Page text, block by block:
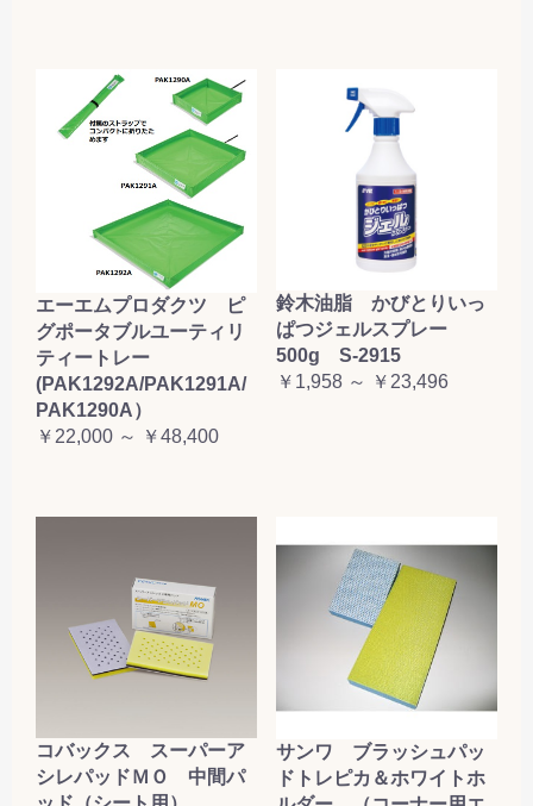
エーエムプロダクツ ピ
グポータブルユーティリ
ティートレー
(PAK1292A/PAK1291A/
PAK1290A）
￥22,000 ～ ￥48,400
鈴木油脂 かびとりいっ
ぱつジェルスプレー
500g S-2915
￥1,958 ～ ￥23,496
コバックス スーパーア
シレパッドＭＯ 中間パ
サンワ ブラッシュパッ
ドトレピカ＆ホワイトホ